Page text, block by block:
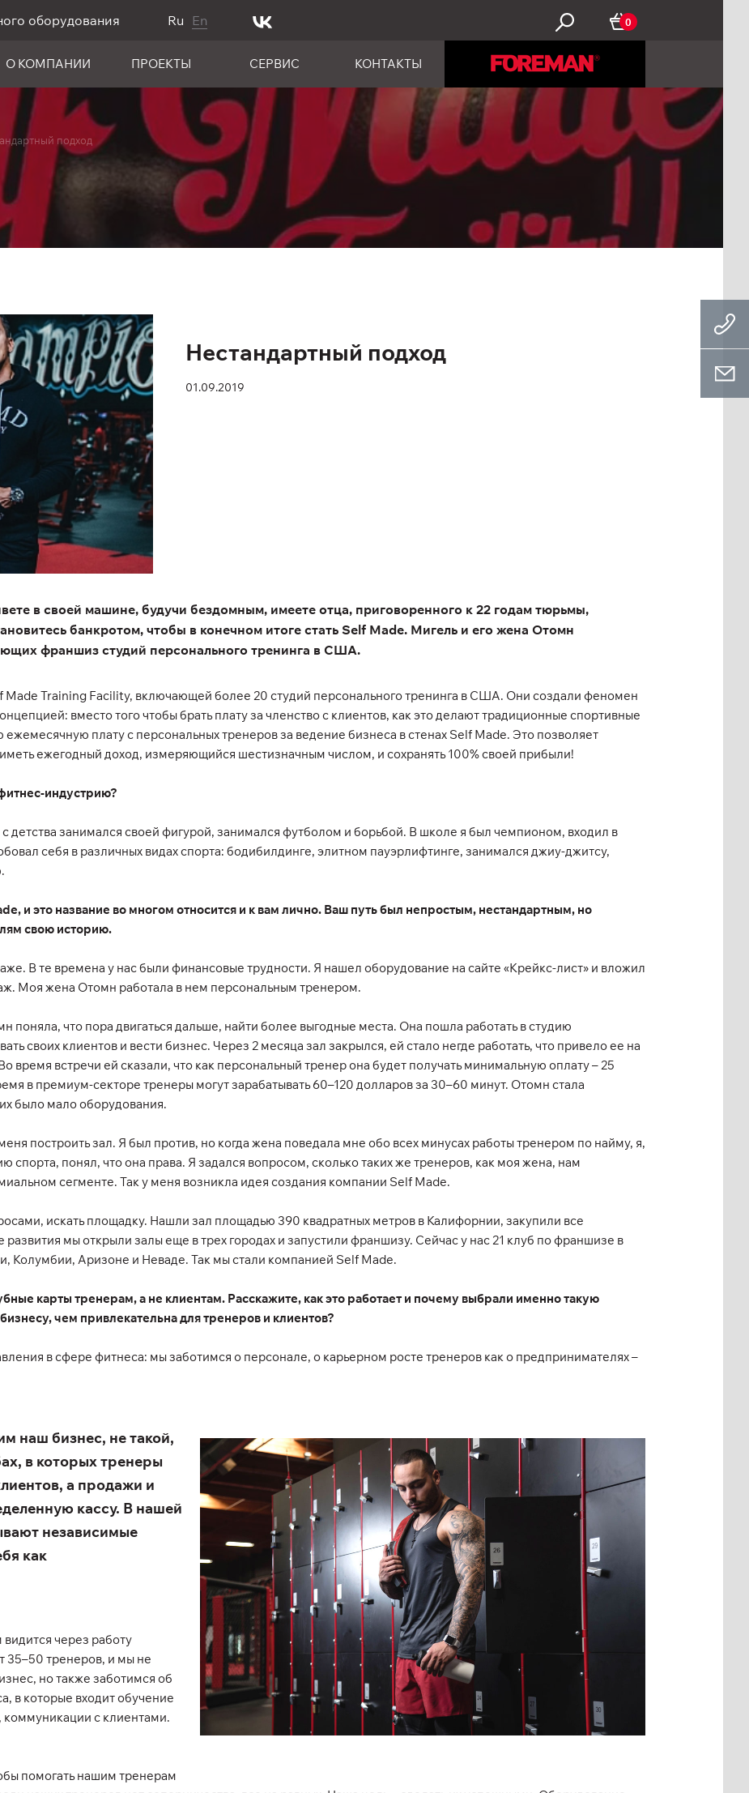
оборудования Ru En 0
О КОМПАНИИ ПРОЕКТЫ СЕРВИС КОНТАКТЫ
подход
Нестандартный подход
01.09.2019
в своей машине, будучи бездомным, имеете отца, приговоренного к 22 годам тюрьмы,
банкротом, чтобы в конечном итоге стать Self Made. Мигель и его жена Отомн
франшиз студий персонального тренинга в США.
Made Training Facility, включающей более 20 студий персонального тренинга в США. Они создали феномен
вместо того чтобы брать плату за членство с клиентов, как это делают традиционные спортивные
плату с персональных тренеров за ведение бизнеса в стенах Self Made. Это позволяет
ежегодный доход, измеряющийся шестизначным числом, и сохранять 100% своей прибыли!
индустрию?
с детства занимался своей фигурой, занимался футболом и борьбой. В школе я был чемпионом, входил в
себя в различных видах спорта: бодибилдинге, элитном пауэрлифтинге, занимался джиу-джитсу,
и это название во многом относится и к вам лично. Ваш путь был непростым, нестандартным, но
свою историю.
В те времена у нас были финансовые трудности. Я нашел оборудование на сайте «Крейкс-лист» и вложил
Моя жена Отомн работала в нем персональным тренером.
поняла, что пора двигаться дальше, найти более выгодные места. Она пошла работать в студию
своих клиентов и вести бизнес. Через 2 месяца зал закрылся, ей стало негде работать, что привело ее на
время встречи ей сказали, что как персональный тренер она будет получать минимальную оплату – 25
в премиум-секторе тренеры могут зарабатывать 60–120 долларов за 30–60 минут. Отомн стала
было мало оборудования.
построить зал. Я был против, но когда жена поведала мне обо всех минусах работы тренером по найму, я,
спорта, понял, что она права. Я задался вопросом, сколько таких же тренеров, как моя жена, нам
сегменте. Так у меня возникла идея создания компании Self Made.
искать площадку. Нашли зал площадью 390 квадратных метров в Калифорнии, закупили все
мы открыли залы еще в трех городах и запустили франшизу. Сейчас у нас 21 клуб по франшизе в
Колумбии, Аризоне и Неваде. Так мы стали компанией Self Made.
карты тренерам, а не клиентам. Расскажите, как это работает и почему выбрали именно такую
чем привлекательна для тренеров и клиентов?
в сфере фитнеса: мы заботимся о персонале, о карьерном росте тренеров как о предпринимателях –
наш бизнес, не такой,
в которых тренеры
а продажи и
кассу. В нашей
независимые
как
через работу
35–50 тренеров, и мы не
но также заботимся об
в которые входит обучение
с клиентами.
помогать нашим тренерам